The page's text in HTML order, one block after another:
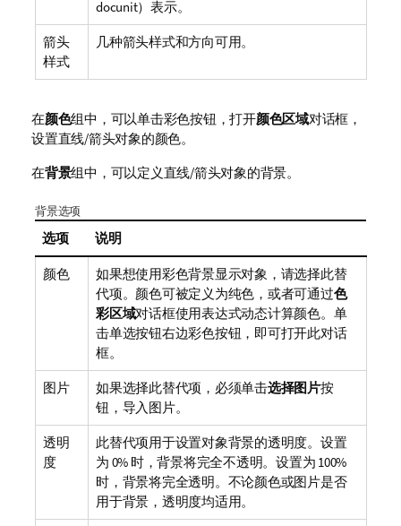
docunit）表示。
箭头
样式
几种箭头样式和方向可用。
在颜色组中，可以单击彩色按钮，打开颜色区域对话框，
设置直线/箭头对象的颜色。
在背景组中，可以定义直线/箭头对象的背景。
背景选项
选项 说明
颜色
如果想使用彩色背景显示对象，请选择此替
代项。颜色可被定义为纯色，或者可通过色
彩区域对话框使用表达式动态计算颜色。单
击单选按钮右边彩色按钮，即可打开此对话
框。
图片 如果选择此替代项，必须单击选择图片按
钮，导入图片。
透明
度
此替代项用于设置对象背景的透明度。设置
为 0% 时，背景将完全不透明。设置为 100%
时，背景将完全透明。不论颜色或图片是否
用于背景，透明度均适用。